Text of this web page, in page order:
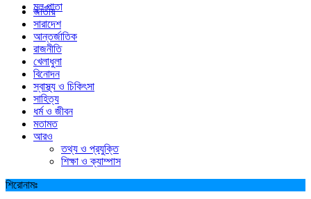
মুল পাতা
জাতীয়
সারাদেশ
আন্তর্জাতিক
রাজনীতি
খেলাধুলা
বিনোদন
স্বাস্থ্য ও চিকিৎসা
সাহিত্য
ধর্ম ও জীবন
মতামত
আরও
তথ্য ও প্রযুক্তি
শিক্ষা ও ক্যাম্পাস
শিরোনামঃ